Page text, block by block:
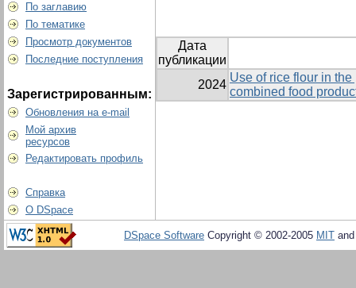
По заглавию
По тематике
Просмотр документов
Последние поступления
Зарегистрированным:
Обновления на e-mail
Мой архив
ресурсов
Редактировать профиль
Справка
О DSpace
Дата
публикации
2024
Use of rice flour in
combined food
DSpace Software Copyright © 2002-2005 MIT